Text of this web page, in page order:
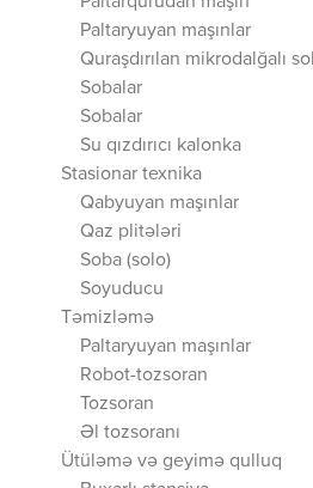
Paltaryuyan maşınlar
Quraşdırılan mikrodalğalı
Sobalar
Sobalar
Su qızdırıcı kalonka
Stasionar texnika
Qabyuyan maşınlar
Qaz plitələri
Soba (solo)
Soyuducu
Təmizləmə
Paltaryuyan maşınlar
Robot-tozsoran
Tozsoran
Əl tozsoranı
Ütüləmə və geyimə qulluq